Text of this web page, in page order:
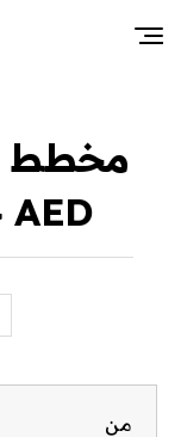
AED خلال آخر 30 يوم
من